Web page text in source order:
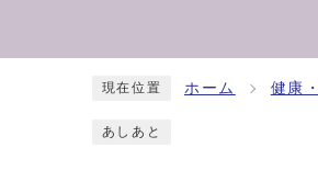
現在位置 ホーム 健康
あしあと